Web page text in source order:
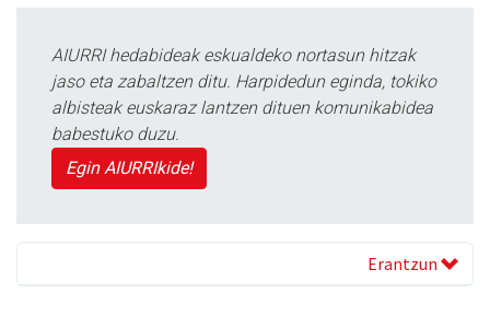
AIURRI hedabideak eskualdeko nortasun hitzak
jaso eta zabaltzen ditu. Harpidedun eginda, tokiko
albisteak euskaraz lantzen dituen komunikabidea
babestuko duzu.
Egin AIURRIkide!
Erantzun